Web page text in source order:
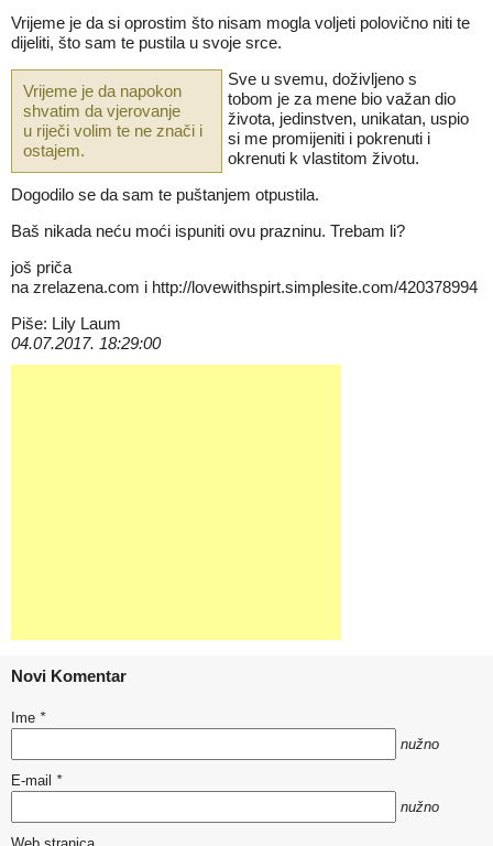
Vrijeme je da si oprostim što nisam mogla voljeti polovično niti te
dijeliti, što sam te pustila u svoje srce.
Vrijeme je da napokon
shvatim da vjerovanje
u riječi volim te ne znači i
ostajem.
Sve u svemu, doživljeno s
tobom je za mene bio važan dio
života, jedinstven, unikatan, uspio
si me promijeniti i pokrenuti i
okrenuti k vlastitom životu.
Dogodilo se da sam te puštanjem otpustila.
Baš nikada neću moći ispuniti ovu prazninu. Trebam li?
još priča
na zrelazena.com i http://lovewithspirt.simplesite.com/420378994
Piše: Lily Laum
04.07.2017. 18:29:00
Novi Komentar
Ime *
nužno
E-mail *
nužno